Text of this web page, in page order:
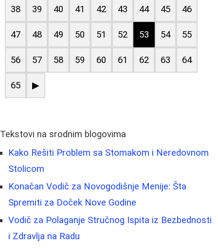
38 39 40 41 42 43 44 45 46
47 48 49 50 51 52 53 54 55
56 57 58 59 60 61 62 63 64
65 ▶
Tekstovi na srodnim blogovima
Kako Rešiti Problem sa Stomakom i Neredovnom
Stolicom
Konačan Vodič za Novogodišnje Menije: Šta
Spremiti za Doček Nove Godine
Vodič za Polaganje Stručnog Ispita iz Bezbednosti
i Zdravlja na Radu